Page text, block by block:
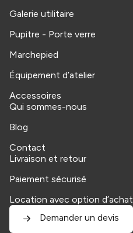
Galerie utilitaire
Pupitre - Porte verre
Marchepied
Équipement d’atelier
Accessoires
Qui sommes-nous
Blog
Contact
Livraison et retour
Paiement sécurisé
Location avec option d’achat
Demander un devis